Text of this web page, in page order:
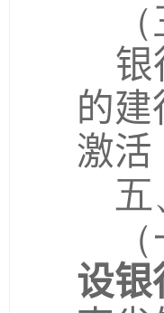
银
的
激活
五
设银